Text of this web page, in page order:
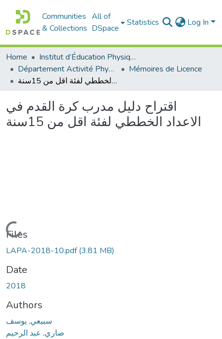
Communities
& Collections
All of
DSpace
Statistics Log In
Home
Institut d’Éducation Physique et Sportive
Département Activité Physique Adaptée (APA)
Mémoires de Licence
اقتراح دليل مدرب كرة القدم في الاعداد الخططي لفئة اقل من 15سنة
اقتراح دليل مدرب كرة القدم في
الاعداد الخططي لفئة اقل من 15سنة
Loading...
Files
LAPA-2018-10.pdf(3.81 MB)
Date
2018
Authors
سبيعي, يوسف
صاري, عبد الرحيم